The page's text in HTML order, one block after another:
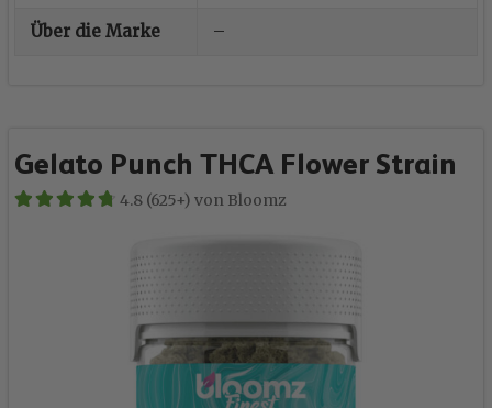
Über die Marke –
Gelato Punch THCA Flower Strain
4.8 (625+) von Bloomz